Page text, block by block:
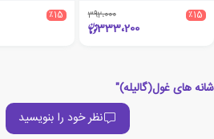
٪15 392،000
333،200
٪15
های غول(گالیله)"
نظر خود را بنویسید